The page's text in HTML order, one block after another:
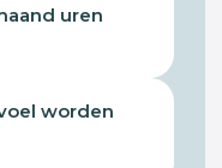
uren
worden